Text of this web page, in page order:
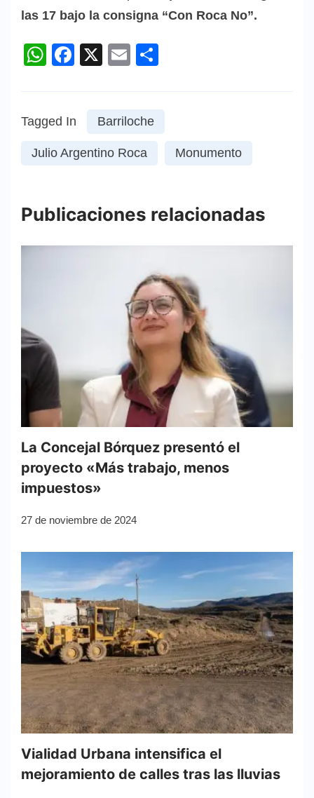
las 17 bajo la consigna “Con Roca No”.
WhatsApp
Facebook
X Email
Tagged In Barriloche
Julio Argentino Roca Monumento
Publicaciones relacionadas
La Concejal Bórquez presentó el
proyecto «Más trabajo, menos
impuestos»
27 de noviembre de 2024
Vialidad Urbana intensifica el
mejoramiento de calles tras las lluvias